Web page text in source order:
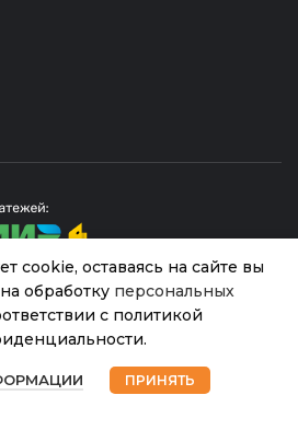
Успех. ИП Хрипунов Сергей
Персональные данные.
cookie, оставаясь на сайте вы
обработку персональных
с политикой
ПРИНЯТЬ
₽
наличии
Корзина Мой аккаунт